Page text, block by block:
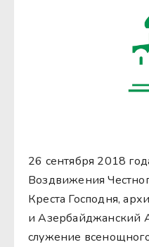
26 сентября 2018
Воздвижения
Креста Господня,
и Азербайджанский
служение